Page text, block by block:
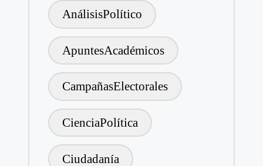
AnálisisPolítico
ApuntesAcadémicos
CampañasElectorales
CienciaPolítica
Ciudadanía